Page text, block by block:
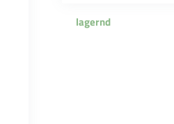
lagernd